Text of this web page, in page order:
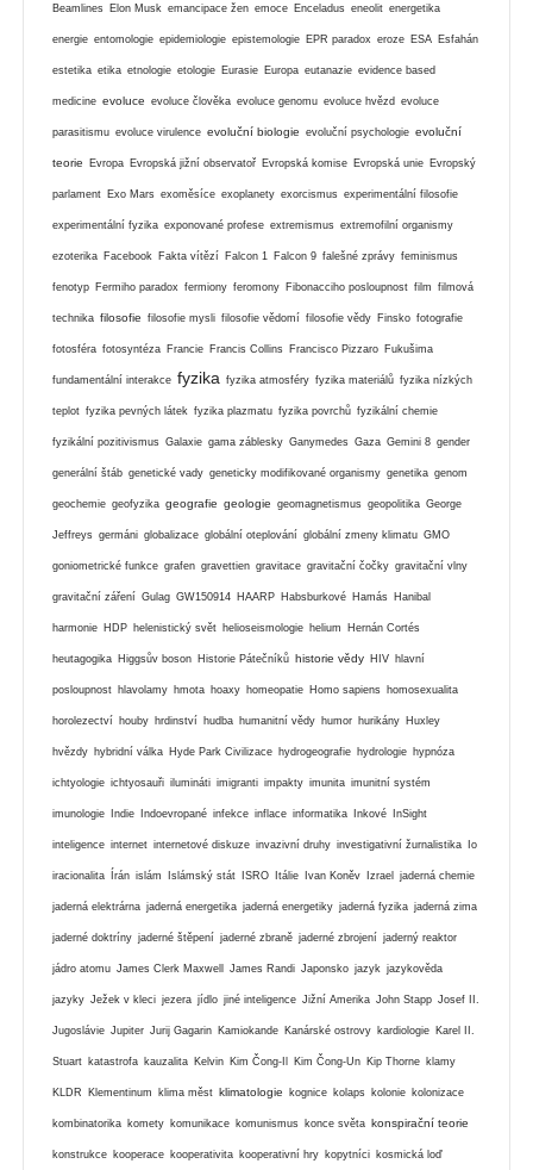
Beamlines Elon Musk emancipace žen emoce Enceladus eneolit energetika
energie entomologie epidemiologie epistemologie EPR paradox eroze ESA Esfahán
estetika etika etnologie etologie Eurasie Europa eutanazie evidence based
medicine evoluce evoluce člověka evoluce genomu evoluce hvězd evoluce
parasitismu evoluce virulence evoluční biologie evoluční psychologie evoluční
teorie Evropa Evropská jižní observatoř Evropská komise Evropská unie Evropský
parlament Exo Mars exoměsíce exoplanety exorcismus experimentální filosofie
experimentální fyzika exponované profese extremismus extremofilní organismy
ezoterika Facebook Fakta vítězí Falcon 1 Falcon 9 falešné zprávy feminismus
fenotyp Fermiho paradox fermiony feromony Fibonacciho posloupnost film filmová
technika filosofie filosofie mysli filosofie vědomí filosofie vědy Finsko fotografie
fotosféra fotosyntéza Francie Francis Collins Francisco Pizzaro Fukušima
fundamentální interakce fyzika fyzika atmosféry fyzika materiálů fyzika nízkých
teplot fyzika pevných látek fyzika plazmatu fyzika povrchů fyzikální chemie
fyzikální pozitivismus Galaxie gama záblesky Ganymedes Gaza Gemini 8 gender
generální štáb genetické vady geneticky modifikované organismy genetika genom
geochemie geofyzika geografie geologie geomagnetismus geopolitika George
Jeffreys germáni globalizace globální oteplování globální zmeny klimatu GMO
goniometrické funkce grafen gravettien gravitace gravitační čočky gravitační vlny
gravitační záření Gulag GW150914 HAARP Habsburkové Hamás Hanibal
harmonie HDP helenistický svět helioseismologie helium Hernán Cortés
heutagogika Higgsův boson Historie Pátečníků historie vědy HIV hlavní
posloupnost hlavolamy hmota hoaxy homeopatie Homo sapiens homosexualita
horolezectví houby hrdinství hudba humanitní vědy humor hurikány Huxley
hvězdy hybridní válka Hyde Park Civilizace hydrogeografie hydrologie hypnóza
ichtyologie ichtyosauři ilumináti imigranti impakty imunita imunitní systém
imunologie Indie Indoevropané infekce inflace informatika Inkové InSight
inteligence internet internetové diskuze invazivní druhy investigativní žurnalistika Io
iracionalita Írán islám Islámský stát ISRO Itálie Ivan Koněv Izrael jaderná chemie
jaderná elektrárna jaderná energetika jaderná energetiky jaderná fyzika jaderná zima
jaderné doktríny jaderné štěpení jaderné zbraně jaderné zbrojení jaderný reaktor
jádro atomu James Clerk Maxwell James Randi Japonsko jazyk jazykověda
jazyky Ježek v kleci jezera jídlo jiné inteligence Jižní Amerika John Stapp Josef II.
Jugoslávie Jupiter Jurij Gagarin Kamiokande Kanárské ostrovy kardiologie Karel II.
Stuart katastrofa kauzalita Kelvin Kim Čong-Il Kim Čong-Un Kip Thorne klamy
KLDR Klementinum klima měst klimatologie kognice kolaps kolonie kolonizace
kombinatorika komety komunikace komunismus konce světa konspirační teorie
konstrukce kooperace kooperativita kooperativní hry kopytníci kosmická loď